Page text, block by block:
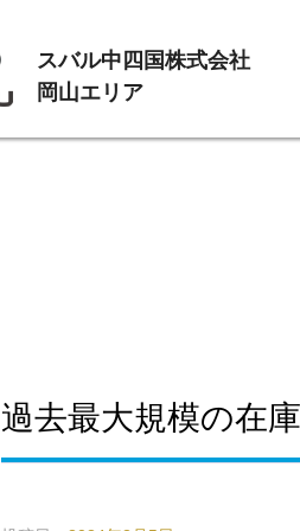
スバル中四国株式会社
岡山エリア
過去最大規模の在